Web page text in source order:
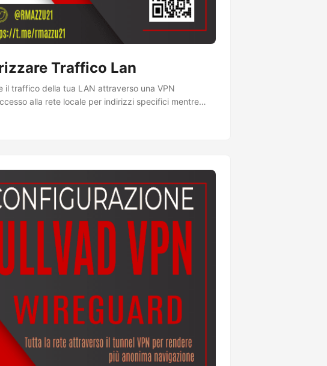
Traffico Lan
il traffico della tua LAN attraverso una VPN
alla rete locale per indirizzi specifici mentre
descritte sono aggiornati per le versioni più recenti